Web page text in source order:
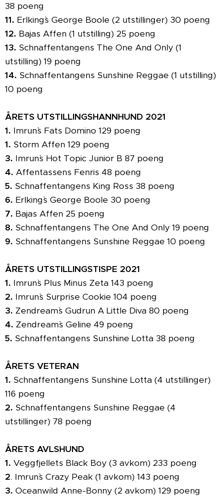
38 poeng
11. Erlking`s George Boole (2 utstillinger) 30 poeng
12. Bajas Affen (1 utstilling) 25 poeng
13. Schnaffentangens The One And Only (1
utstilling) 19 poeng
14. Schnaffentangens Sunshine Reggae (1 utstilling)
10 poeng
ÅRETS UTSTILLINGSHANNHUND 2021
1. Imrun`s Fats Domino 129 poeng
1. Storm Affen 129 poeng
3. Imrun`s Hot Topic Junior B 87 poeng
4. Affentassens Fenris 48 poeng
5. Schnaffentangens King Ross 38 poeng
6. Erlking`s George Boole 30 poeng
7. Bajas Affen 25 poeng
8. Schnaffentangens The One And Only 19 poeng
9. Schnaffentangens Sunshine Reggae 10 poeng
ÅRETS UTSTILLINGSTISPE 2021
1. Imrun`s Plus Minus Zeta 143 poeng
2. Imrun`s Surprise Cookie 104 poeng
3. Zendream`s Gudrun A Little Diva 80 poeng
4. Zendream`s Geline 49 poeng
5. Schnaffentangens Sunshine Lotta 38 poeng
ÅRETS VETERAN
1. Schnaffentangens Sunshine Lotta (4 utstillinger)
116 poeng
2. Schnaffentangens Sunshine Reggae (4
utstillinger) 78 poeng
ÅRETS AVLSHUND
1. Veggfjellets Black Boy (3 avkom) 233 poeng
2. Imrun`s Crazy Peak (1 avkom) 143 poeng
3. Oceanwild Anne-Bonny (2 avkom) 129 poeng